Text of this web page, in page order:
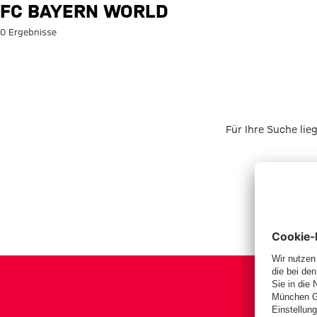
Suche: FC Bayern World
FC BAYERN WORLD
0 Ergebnisse
Für Ihre Suche